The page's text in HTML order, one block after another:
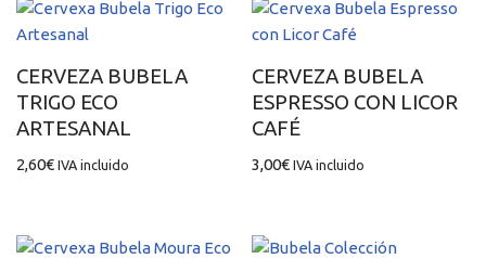
CERVEZA BUBELA
TRIGO ECO
ARTESANAL
2,60€ IVA incluido
CERVEZA BUBELA
ESPRESSO CON LICOR
CAFÉ
3,00€ IVA incluido